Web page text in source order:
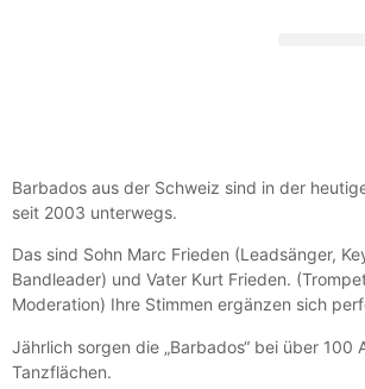
Barbados aus der Schweiz sind in der
seit 2003 unterwegs.
Das sind Sohn Marc Frieden (Leadsänger,
Bandleader) und Vater Kurt Frieden.
Moderation) Ihre Stimmen ergänzen sich
Jährlich sorgen die „Barbados“ bei über 100
Tanzflächen.